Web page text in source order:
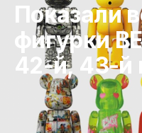
Показали
фигурки
42-й, 43-й